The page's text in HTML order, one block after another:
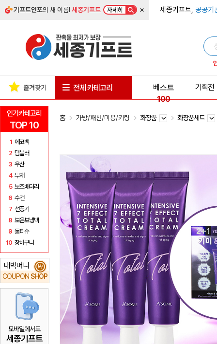
기프트인포의 새 이름!세종기프트 자세히 × 세종기프트, 공공기
인기카테고리
TOP 10
1 에코백
2 텀블러
3 우산
4 부채
5 보조배터리
6 수건
7 선풍기
8 보온보냉백
9 물티슈
10 장바구니
대박머니
COUPON SHOP
₩
모바일에서도
세종기프트
즐겨찾기 전체 카테고리
베스트
100
기획전
홈 가방/패션/미용/키링 화장품 화장품세트